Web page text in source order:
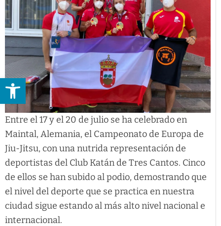
Entre el 17 y el 20 de julio se ha celebrado en
Maintal, Alemania, el Campeonato de Europa de
Jiu-Jitsu, con una nutrida representación de
deportistas del Club Katán de Tres Cantos. Cinco
de ellos se han subido al podio, demostrando que
el nivel del deporte que se practica en nuestra
ciudad sigue estando al más alto nivel nacional e
internacional.
Abrir barra de herramientas